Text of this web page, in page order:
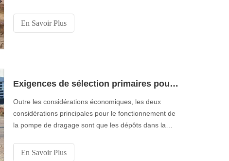
tandis que les pompes verticales ont un arbre aligné
verticalement. Les pompes horizontales sont les
En Savoir Plus
Exigences de sélection primaires pour les pompes de dragage proposées par le fournisseur de pompes de dragage de Chine
Outre les considérations économiques, les deux
considérations principales pour le fonctionnement de
la pompe de dragage sont que les dépôts dans la
pompe est minimale en raison des opérations
En Savoir Plus